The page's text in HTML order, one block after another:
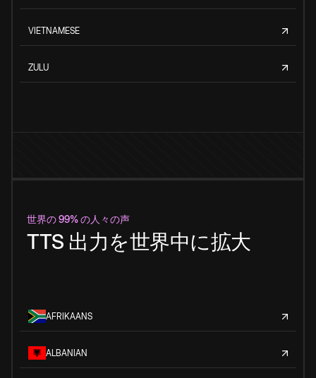
VIETNAMESE
ZULU
世界の 99% の人々の声
TTS 出力を世界中に拡大
AFRIKAANS
ALBANIAN